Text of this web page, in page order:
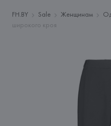
FH.BY Sale Женщинам
широкого кроя